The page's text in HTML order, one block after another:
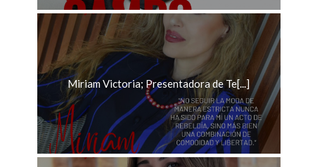
Miriam Victoria; Presentadora de Te[...]